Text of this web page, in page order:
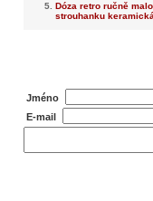
Dóza retro ručně
strouhanku
Jméno
E-mail